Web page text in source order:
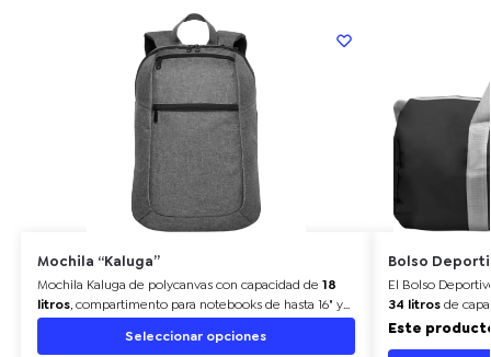
Mochila “Kaluga”
Mochila Kaluga de polycanvas con capacidad de 18
litros, compartimento para notebooks de hasta 16" y
diseño acolchado y ventilado.
Seleccionar opciones
Bolso
El Bolso
34 litrosde
resistencia.
Este